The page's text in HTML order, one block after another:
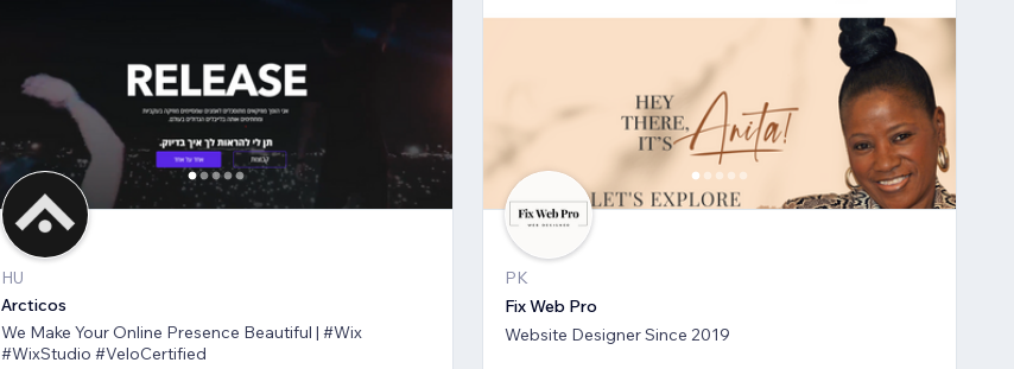
HU
Arcticos
We Make Your Online Presence Beautiful | #Wix
#WixStudio #VeloCertified
PK
Fix Web Pro
Website Designer Since 2019